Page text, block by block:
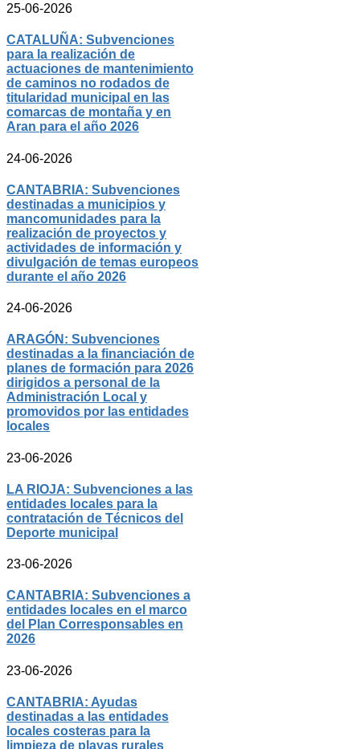
25-06-2026
CATALUÑA: Subvenciones
para la realización de
actuaciones de mantenimiento
de caminos no rodados de
titularidad municipal en las
comarcas de montaña y en
Aran para el año 2026
24-06-2026
CANTABRIA: Subvenciones
destinadas a municipios y
mancomunidades para la
realización de proyectos y
actividades de información y
divulgación de temas europeos
durante el año 2026
24-06-2026
ARAGÓN: Subvenciones
destinadas a la financiación de
planes de formación para 2026
dirigidos a personal de la
Administración Local y
promovidos por las entidades
locales
23-06-2026
LA RIOJA: Subvenciones a las
entidades locales para la
contratación de Técnicos del
Deporte municipal
23-06-2026
CANTABRIA: Subvenciones a
entidades locales en el marco
del Plan Corresponsables en
2026
23-06-2026
CANTABRIA: Ayudas
destinadas a las entidades
locales costeras para la
limpieza de playas rurales